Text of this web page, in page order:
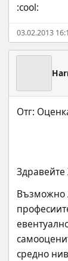
:cool:
03.02.2013
Възможно
средно